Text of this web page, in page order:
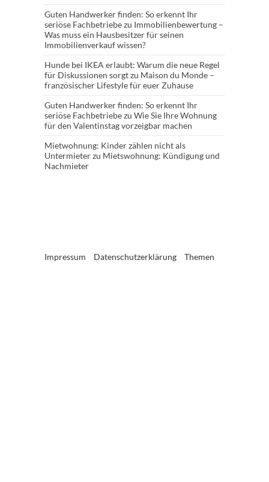
Guten Handwerker finden: So erkennt Ihr
seriöse Fachbetriebezu Immobilienbewertung –
Was muss ein Hausbesitzer für seinen
Immobilienverkauf wissen?
Hunde bei IKEA erlaubt: Warum die neue Regel
für Diskussionen sorgtzu Maison du Monde –
französischer Lifestyle für euer Zuhause
Guten Handwerker finden: So erkennt Ihr
seriöse Fachbetriebezu Wie Sie Ihre Wohnung
für den Valentinstag vorzeigbar machen
Mietwohnung: Kinder zählen nicht als
Untermieterzu Mietswohnung: Kündigung und
Nachmieter
Impressum Datenschutzerklärung Themen